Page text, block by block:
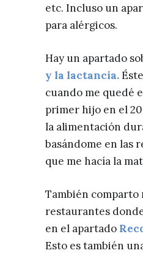
etc. Incluso un
para alérgicos.
Hay un apartado
y la lactancia.
cuando me quedé
primer hijo en el
la alimentación
basándome en las
que me hacía la
También comparto
restaurantes
en el apartado
Esto es también